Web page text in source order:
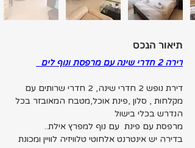
תיאור הנכס
דירה 2 חדרי שינה עם מרפסת ונוף לים
דירת נופש 2 חדרי שינה, 2 חדרי שרותים עם
מקלחות , סלון ,פינת אוכל,מטבח המאובזר בכל
הנדרש בכלי בישול
מרפסת עם פינת  עם נוף למפרץ אילת..
בדירה יש אינטרנט אלחוטי טלוויזיה לוויין ומכונת